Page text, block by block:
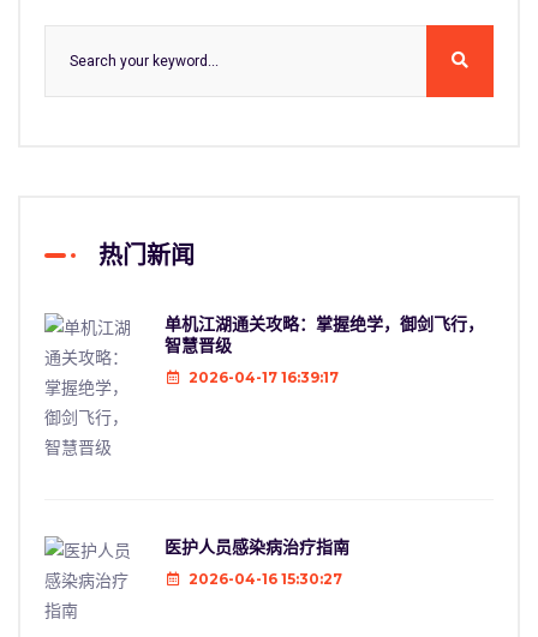
热门新闻
单机江湖通关攻略：掌握绝学，御剑飞行，
智慧晋级
2026-04-17 16:39:17
医护人员感染病治疗指南
2026-04-16 15:30:27